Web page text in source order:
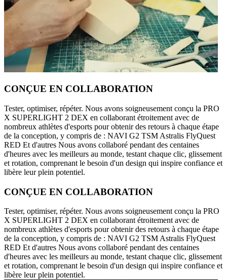
CONÇUE EN COLLABORATION
Tester, optimiser, répéter. Nous avons soigneusement conçu la PRO
X SUPERLIGHT 2 DEX en collaborant étroitement avec de
nombreux athlètes d'esports pour obtenir des retours à chaque étape
de la conception, y compris de : NAVI G2 TSM Astralis FlyQuest
RED Et d'autres Nous avons collaboré pendant des centaines
d'heures avec les meilleurs au monde, testant chaque clic, glissement
et rotation, comprenant le besoin d'un design qui inspire confiance et
libère leur plein potentiel.
CONÇUE EN COLLABORATION
Tester, optimiser, répéter. Nous avons soigneusement conçu la PRO
X SUPERLIGHT 2 DEX en collaborant étroitement avec de
nombreux athlètes d'esports pour obtenir des retours à chaque étape
de la conception, y compris de : NAVI G2 TSM Astralis FlyQuest
RED Et d'autres Nous avons collaboré pendant des centaines
d'heures avec les meilleurs au monde, testant chaque clic, glissement
et rotation, comprenant le besoin d'un design qui inspire confiance et
libère leur plein potentiel.